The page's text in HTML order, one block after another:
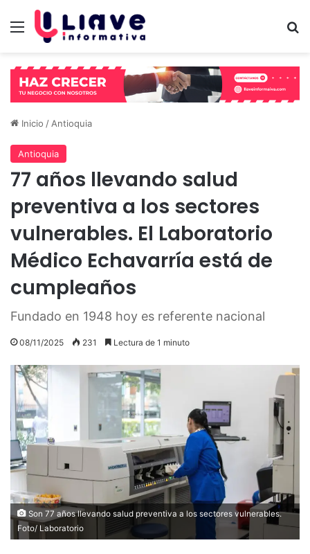
Menú
Inicio / Antioquia
Antioquia
77 años llevando salud
preventiva a los sectores
vulnerables. El Laboratorio
Médico Echavarría está de
cumpleaños
Fundado en 1948 hoy es referente nacional
08/11/2025 231 Lectura de 1 minuto
Son 77 años llevando salud preventiva a los sectores vulnerables.
Foto/ Laboratorio